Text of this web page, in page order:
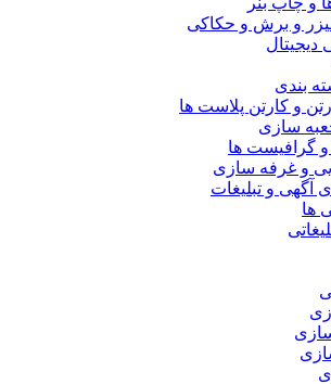
و برش و حکاکی
دیجیتال
بندی
و کارتن پلاست ها
سازی
گرافیست ها
و غرفه سازی
آگهی و تبلیغات
ها